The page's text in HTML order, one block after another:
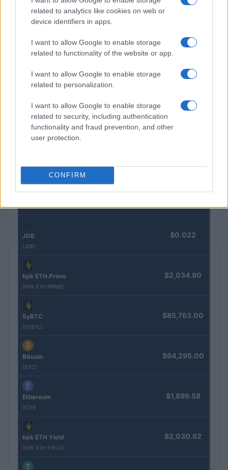
related to analytics like cookies on web or
device identifiers in apps.
I want to allow Google to enable storage
related to functionality of the website or app.
I want to allow Google to enable storage
related to personalization.
I want to allow Google to enable storage
related to security, including authentication
functionality and fraud prevention, and other
user protection.
CONFIRM
Gávea Investimentos fecha multimercados e transfere R$ 2
bilhões para Bradesco Asset
Nome Preço
(KBTC)
(PAXG)
$4,205.78
JDB
(JDB)
$0.022
kpk ETH Prime
(KPK ETH PRIME)
$2,034.90
SyBTC
(SYBTC)
$85,763.00
Bitcoin
(BTC)
$64,295.00
Ethereum
(ETH)
$1,899.58
kpk ETH Yield
(KPK ETH YIELD)
$2,030.62